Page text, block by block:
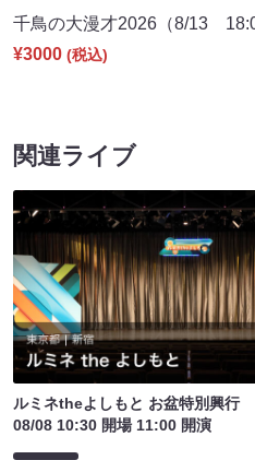
千鳥の大漫才2026（8/13
¥3000 (税込)
関連ライブ
ルミネtheよしもと お盆特別興行
08/08 10:30 開場 11:00 開演